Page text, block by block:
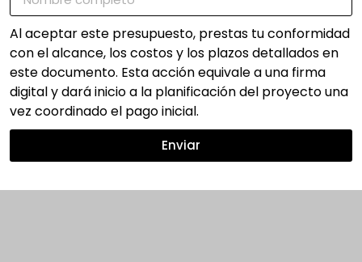
Al aceptar este presupuesto, prestas tu conformidad
con el alcance, los costos y los plazos detallados en
este documento. Esta acción equivale a una firma
digital y dará inicio a la planificación del proyecto una
vez coordinado el pago inicial.
Enviar